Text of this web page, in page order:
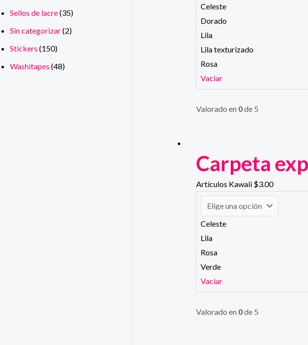
Sellos de lacre(35)
Sin categorizar(2)
Stickers (150)
Washitapes (48)
Celeste
Dorado
Lila
Lila texturizado
Rosa
Vaciar
Valorado en 0de 5
Carpeta
Artículos Kawaii $3.00
Celeste
Lila
Rosa
Verde
Vaciar
Valorado en 0de 5